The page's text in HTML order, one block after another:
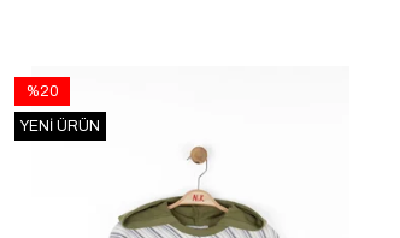
%20
YENI ÜRÜN